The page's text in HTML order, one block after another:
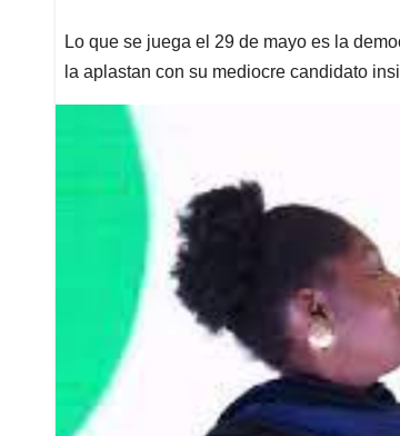
Lo que se juega el 29 de mayo es la
la aplastan con su mediocre candidato